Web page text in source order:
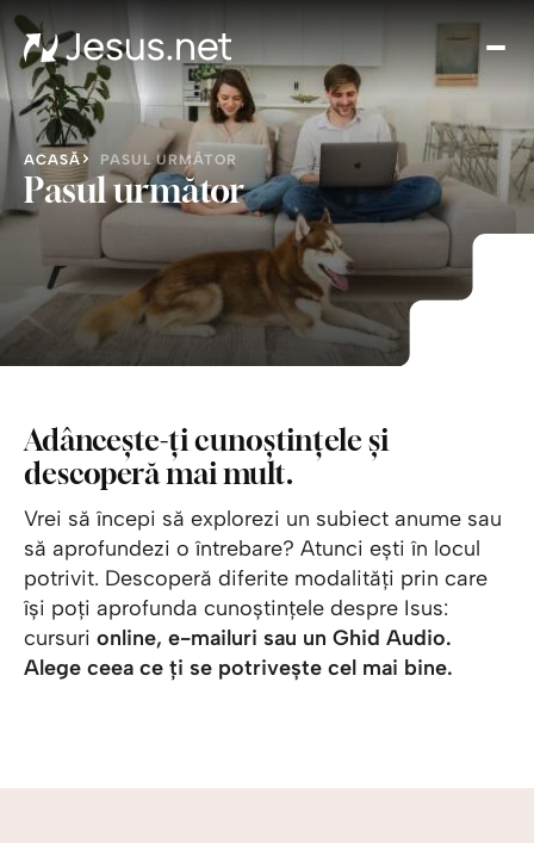
l
ACASĂ PASUL URMĂTOR
Pasul următor
Adâncește-ți cunoștințele și
descoperă mai mult.
Vrei să începi să explorezi un subiect anume sau
să aprofundezi o întrebare? Atunci ești în locul
potrivit. Descoperă diferite modalități prin care
își poți aprofunda cunoștințele despre Isus:
cursuri online, e-mailuri sau un Ghid Audio.
Alege ceea ce ți se potrivește cel mai bine.